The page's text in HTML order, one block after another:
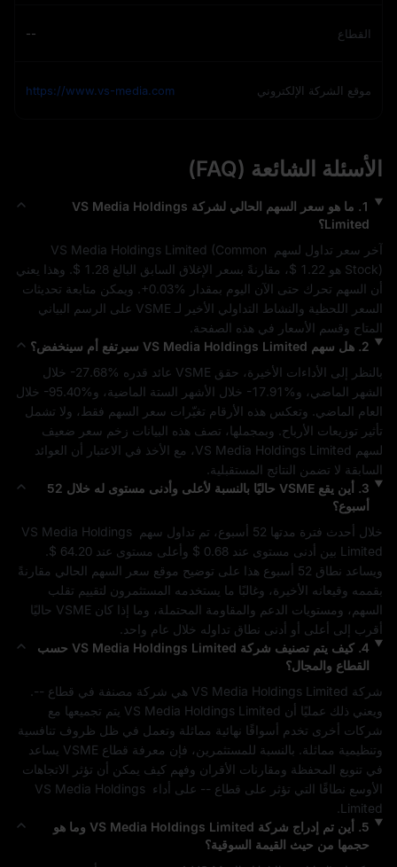
القطاع --
موقع الشركة الإلكتروني https://www.vs-media.com
الأسئلة الشائعة (FAQ)
1
. ما هو سعر السهم الحالي لشركة VS Media Holdings
Limited؟
آخر سعر تداول لسهم
VS Media Holdings Limited (Common
Stock) هو $ 1.22، مقارنةً بسعر الإغلاق السابق البالغ $ 1.28
أن السهم تحرك حتى الآن اليوم بمقدار
+0.03%
السعر اللحظية والنشاط التداولي الأخير لـ VSME
المتاح وقسم الأسعار في هذه الصفحة.
2
. هل سهم VS Media Holdings Limitedسيرتفع أم سينخفض؟
بالنظر إلى الأداءات الأخيرة، حقق VSME عائد قدره -27.68%
الشهر الماضي، و-17.91% خلال الأشهر الستة الماضية، و-95.40%
تأثير توزيعات الأرباح. وبمجملها، تصف هذه البيانات زخم سعر ضعيف
لسهم VS Media Holdings Limited
السابقة لا تضمن النتائج المستقبلية.
3
. أين يقع VSME
حاليًا بالنسبة لأعلى وأدنى مستوى له خلال 52
أسبوع؟
خلال أحدث فترة مدتها 52 أسبوع، تم تداول سهم
VS Media Holdings
Limited بين أدنى مستوى عند $ 0.68 وأعلى مستوى عند $ 64.20
السهم، ومستويات الدعم والمقاومة المحتملة، وما إذا كان VSME
أقرب إلى أعلى أو أدنى نطاق تداوله خلال عام واحد.
4
. كيف يتم تصنيف شركة VS Media Holdings Limitedحسب
القطاع والمجال؟
شركة VS Media Holdings Limited هي شركة مصنفة في قطاع --
ويعني ذلك عمليًا أن VS Media Holdings Limited
وتنظيمية مماثلة. بالنسبة للمستثمرين، فإن معرفة قطاع VSME
الأوسع نطاقًا التي تؤثر على قطاع -- على أداء VS Media Holdings
Limited
5
. أين تم إدراج شركة VS Media Holdings Limitedوما هو
حجمها من حيث القيمة السوقية؟